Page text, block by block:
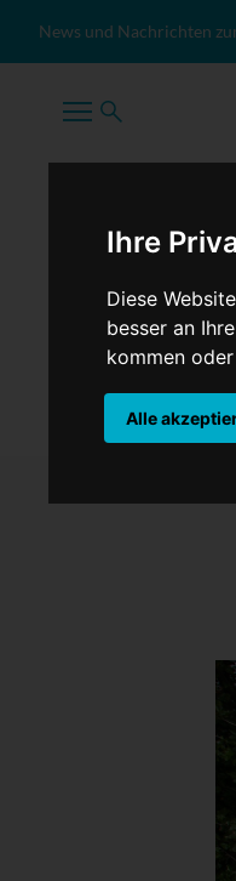
Ihre
Diese
besser an
kommen
Alle
News und Nachrichten
TopNews Politik